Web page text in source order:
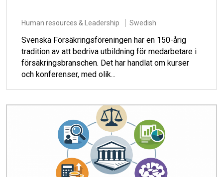
Human resources & Leadership Swedish
Svenska Försäkringsföreningen har en 150-årig
tradition av att bedriva utbildning för medarbetare i
försäkringsbranschen. Det har handlat om kurser
och konferenser, med olik...